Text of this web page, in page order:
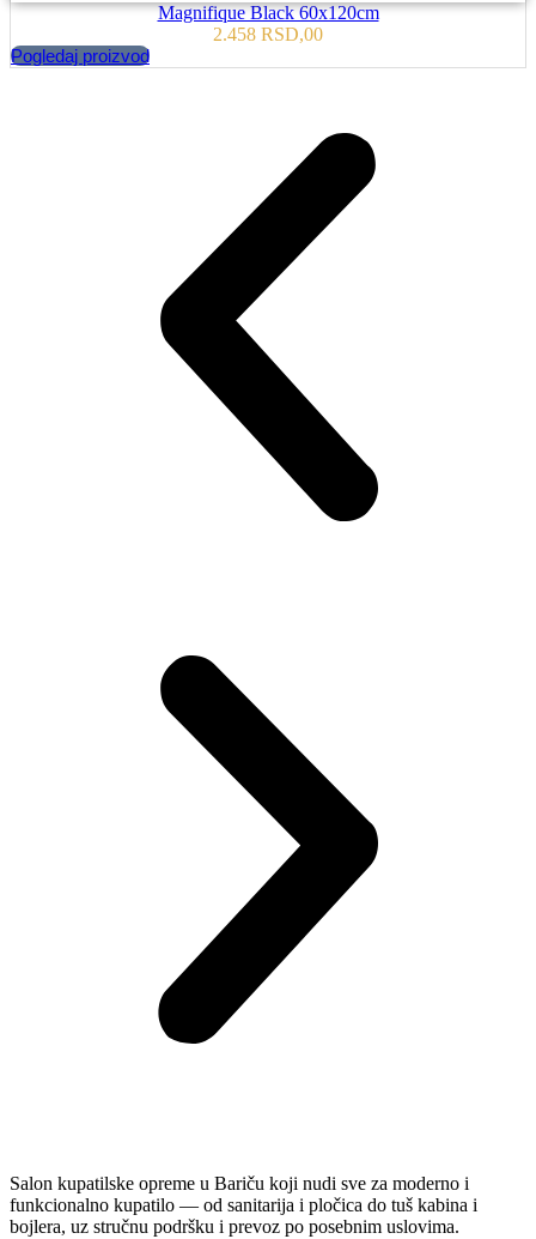
Magnifique Black 60x120cm
2.458 RSD,00
Pogledaj proizvod
Salon kupatilske opreme u Bariču koji nudi sve za moderno i
funkcionalno kupatilo — od sanitarija i pločica do tuš kabina i
bojlera, uz stručnu podršku i prevoz po posebnim uslovima.